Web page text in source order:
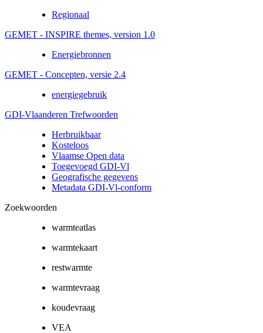
Regionaal
GEMET - INSPIRE themes, version 1.0
Energiebronnen
GEMET - Concepten, versie 2.4
energiegebruik
GDI-Vlaanderen Trefwoorden
Herbruikbaar
Kosteloos
Vlaamse Open data
Toegevoegd GDI-Vl
Geografische gegevens
Metadata GDI-Vl-conform
Zoekwoorden
warmteatlas
warmtekaart
restwarmte
warmtevraag
koudevraag
VEA